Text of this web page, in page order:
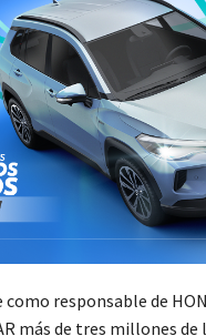
como responsable de
más de tres millones